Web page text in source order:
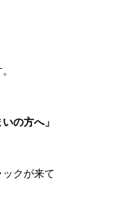
の方へ」
クが来て